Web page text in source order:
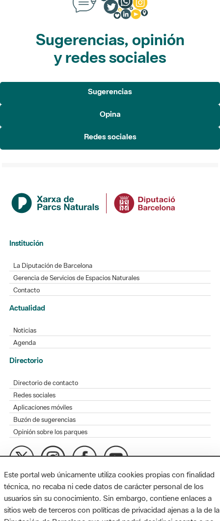
Sugerencias, opinión
y redes sociales
Sugerencias
Opina
Redes sociales
Institución
La Diputación de Barcelona
Gerencia de Servicios de Espacios Naturales
Contacto
Actualidad
Noticias
Agenda
Directorio
Directorio de contacto
Redes sociales
Aplicaciones móviles
Buzón de sugerencias
Opinión sobre los parques
MAPA WEB AVISO LEGAL ACCESIBILIDAD
Diputación de Barcelona. Edifici Llacuna, 1a planta. Badajoz, 49.
08005 Barcelona. Tel. 934 022 428 / xarxaparcs@diba.cat
Este portal web únicamente utiliza cookies propias con finalidad
técnica, no recaba ni cede datos de carácter personal de los
usuarios sin su conocimiento. Sin embargo, contiene enlaces a
sitios web de terceros con políticas de privacidad ajenas a la de la